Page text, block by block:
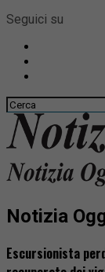
Seguici su
Notizia
Escursionista